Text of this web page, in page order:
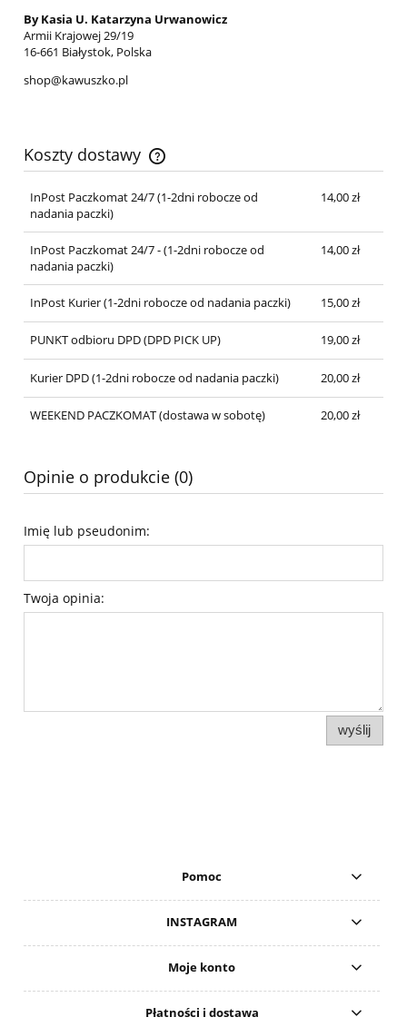
By Kasia U. Katarzyna Urwanowicz
Armii Krajowej 29/19
16-661 Białystok, Polska
shop@kawuszko.pl
Koszty dostawy
Cena nie zawiera ewentualnych kosztów płatności
InPost Paczkomat 24/7 (1-2dni robocze od
nadania paczki)
14,00 zł
InPost Paczkomat 24/7 - (1-2dni robocze od
nadania paczki)
14,00 zł
InPost Kurier (1-2dni robocze od nadania paczki) 15,00 zł
PUNKT odbioru DPD (DPD PICK UP) 19,00 zł
Kurier DPD (1-2dni robocze od nadania paczki) 20,00 zł
WEEKEND PACZKOMAT (dostawa w sobotę) 20,00 zł
Opinie o produkcie (0)
Imię lub pseudonim:
Twoja opinia:
wyślij
Pomoc
INSTAGRAM
Moje konto
Płatności i dostawa